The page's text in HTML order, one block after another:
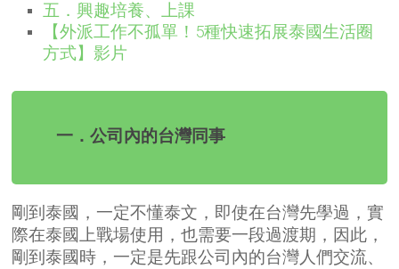
五．興趣培養、上課
【外派工作不孤單！5種快速拓展泰國生活圈
方式】影片
一．公司內的台灣同事
剛到泰國，一定不懂泰文，即使在台灣先學過，實
際在泰國上戰場使用，也需要一段過渡期，因此，
剛到泰國時，一定是先跟公司內的台灣人們交流、